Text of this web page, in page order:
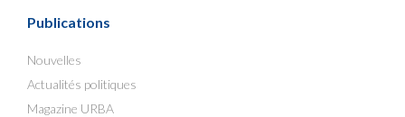
Publications
Nouvelles
Actualités politiques
Magazine URBA